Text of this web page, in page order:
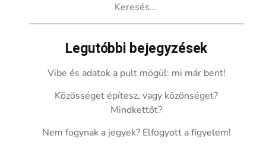
Legutóbbi bejegyzések
Vibe és adatok a pult mögül: mi már bent!
Közösséget építesz, vagy közönséget?
Mindkettőt?
Nem fogynak a jegyek? Elfogyott a figyelem!